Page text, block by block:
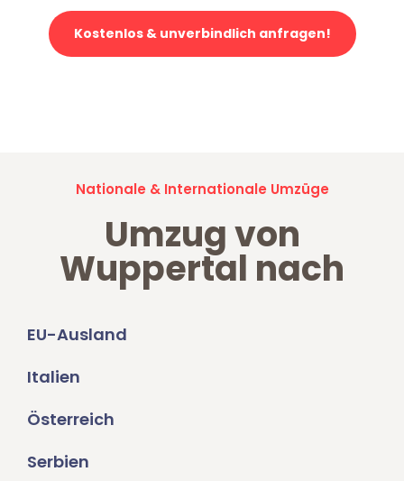
Kostenlos & unverbindlich anfragen!
Nationale & Internationale Umzüge
Umzug von
Wuppertal nach
EU-Ausland
Italien
Österreich
Serbien